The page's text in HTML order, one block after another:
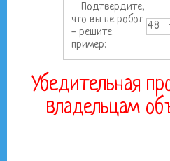
Подтвердите,
что вы не робот
- решите
пример:
48
Убедительная
владельцам